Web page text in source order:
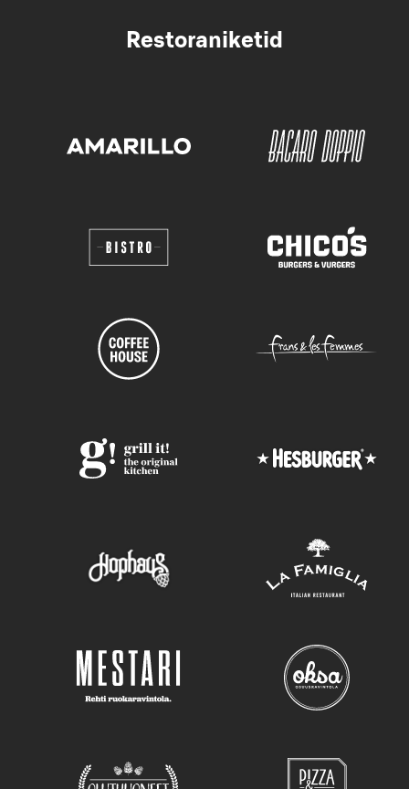
Restoraniketid